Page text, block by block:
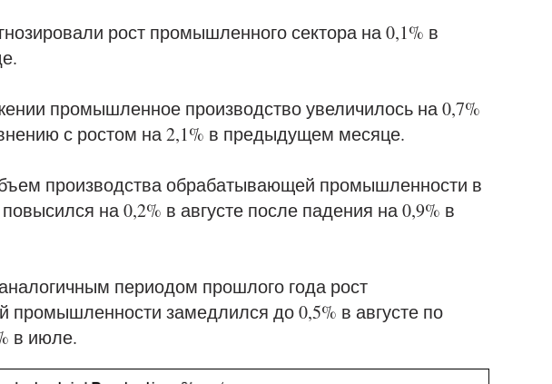
рост промышленного сектора на 0,1% в
промышленное производство увеличилось на 0,7%
с ростом на 2,1% в предыдущем месяце.
производства обрабатывающей промышленности в
на 0,2% в августе после падения на 0,9% в
периодом прошлого года рост
замедлился до 0,5% в августе по
в июле.